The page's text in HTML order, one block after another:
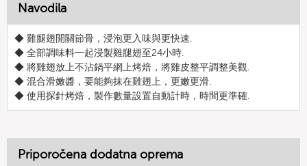
Navodila
◆ 雞腿翅開關節骨，浸泡更入味與更快速.
◆ 全部調味料一起浸製雞腿翅至24小時.
◆ 將雞翅放上不沾鍋平網上烤焙，將雞皮整平調整美觀.
◆ 混合滑嫩醬，要能夠抹在雞翅上，更嫩更滑.
◆ 使用探針烤焙，製作數量設置自動計時，時間更準確.
Priporočena dodatna oprema